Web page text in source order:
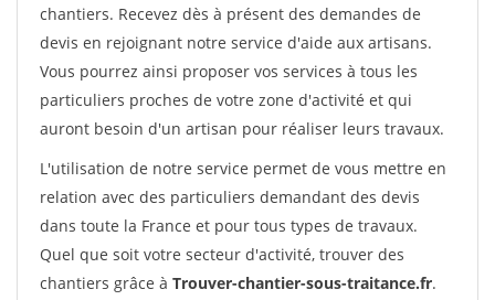
chantiers. Recevez dès à présent des demandes de
devis en rejoignant notre service d'aide aux artisans.
Vous pourrez ainsi proposer vos services à tous les
particuliers proches de votre zone d'activité et qui
auront besoin d'un artisan pour réaliser leurs travaux.
L'utilisation de notre service permet de vous mettre en
relation avec des particuliers demandant des devis
dans toute la France et pour tous types de travaux.
Quel que soit votre secteur d'activité, trouver des
chantiers grâce à Trouver-chantier-sous-traitance.fr.